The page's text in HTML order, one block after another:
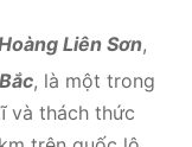
Liên Sơn,
, là một trong
và thách thức